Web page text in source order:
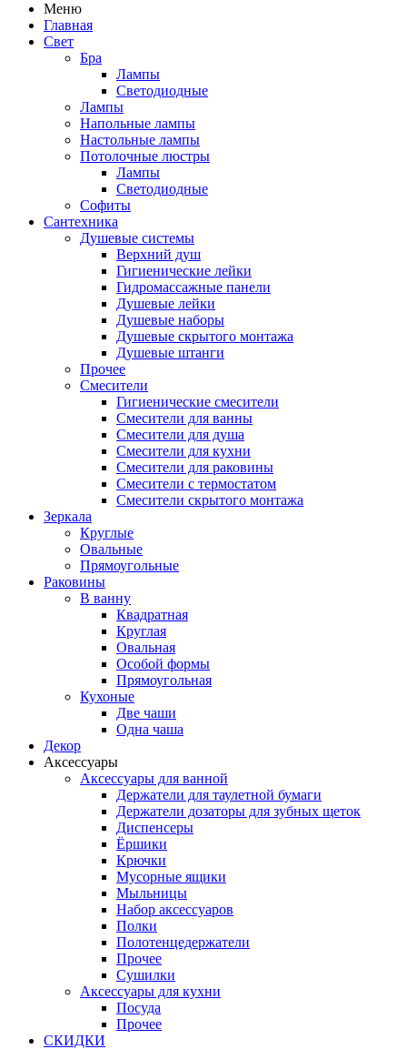
Меню
Главная
Свет
Бра
Лампы
Светодиодные
Лампы
Напольные лампы
Настольные лампы
Потолочные люстры
Лампы
Светодиодные
Софиты
Сантехника
Душевые системы
Верхний душ
Гигиенические лейки
Гидромассажные панели
Душевые лейки
Душевые наборы
Душевые скрытого монтажа
Душевые штанги
Прочее
Смесители
Гигиенические смесители
Смесители для ванны
Смесители для душа
Смесители для кухни
Смесители для раковины
Смесители с термостатом
Смесители скрытого монтажа
Зеркала
Круглые
Овальные
Прямоугольные
Раковины
В ванну
Квадратная
Круглая
Овальная
Особой формы
Прямоугольная
Кухоные
Две чаши
Одна чаша
Декор
Аксессуары
Аксессуары для ванной
Держатели для таулетной бумаги
Держатели дозаторы для зубных щеток
Диспенсеры
Ёршики
Крючки
Мусорные ящики
Мыльницы
Набор аксессуаров
Полки
Полотенцедержатели
Прочее
Сушилки
Аксессуары для кухни
Посуда
Прочее
СКИДКИ